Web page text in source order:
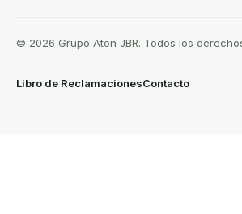
© 2026 Grupo Aton JBR. Todos los
Libro de ReclamacionesContacto